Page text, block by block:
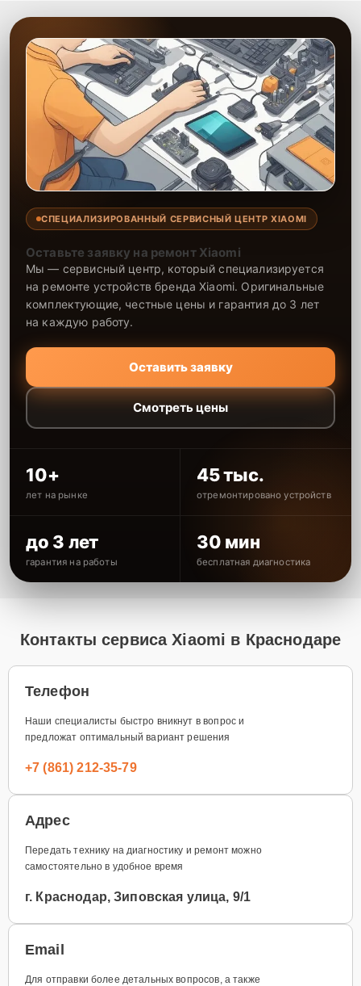
СПЕЦИАЛИЗИРОВАННЫЙ СЕРВИСНЫЙ ЦЕНТР XIAOMI
Оставьте заявку на ремонт Xiaomi
Мы — сервисный центр, который специализируется
на ремонте устройств бренда Xiaomi. Оригинальные
комплектующие, честные цены и гарантия до 3 лет
на каждую работу.
Оставить заявку
Смотреть цены
10+
лет на рынке
45 тыс.
отремонтировано устройств
до 3 лет
гарантия на работы
30 мин
бесплатная диагностика
Контакты сервиса Xiaomi в Краснодаре
Телефон
Наши специалисты быстро вникнут в вопрос и
предложат оптимальный вариант решения
+7 (861) 212-35-79
Адрес
Передать технику на диагностику и ремонт можно
самостоятельно в удобное время
г. Краснодар, Зиповская улица, 9/1
Email
Для отправки более детальных вопросов, а также